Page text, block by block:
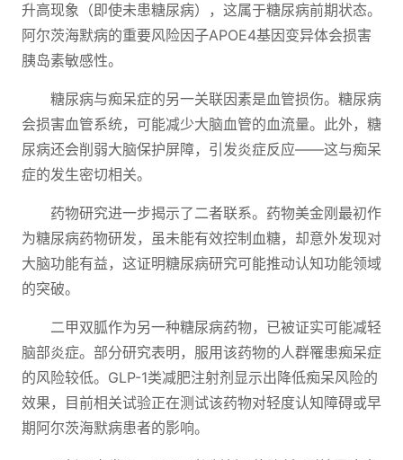
升高现象（即使未患糖尿病），这属于糖尿病前期状态。
阿尔茨海默病的重要风险因子APOE4基因变异体会损害
胰岛素敏感性。
糖尿病与痴呆症的另一关联因素是血管损伤。糖尿病
会损害血管系统，可能减少大脑血管的血流量。此外，糖
尿病还会削弱大脑保护屏障，引发炎症反应——这与痴呆
症的发生密切相关。
药物研究进一步揭示了二者联系。药物美金刚最初作
为糖尿病药物研发，虽未能有效控制血糖，却意外发现对
大脑功能有益，这证明糖尿病研究可能推动认知功能领域
的突破。
二甲双胍作为另一种糖尿病药物，已被证实可能减轻
脑部炎症。部分研究表明，服用该药物的人群罹患痴呆症
的风险较低。GLP-1类减肥注射剂显示出降低痴呆风险的
效果，目前相关试验正在测试该药物对轻度认知障碍或早
期阿尔茨海默病患者的影响。